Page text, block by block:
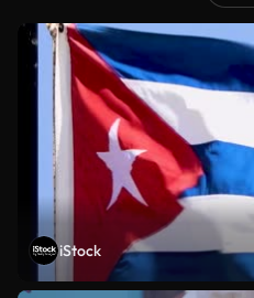
iStock